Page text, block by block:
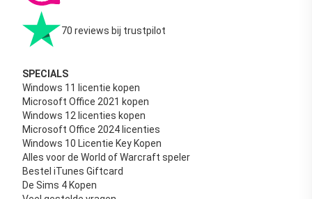
70 reviews bij trustpilot
SPECIALS
Windows 11 licentie kopen
Microsoft Office 2021 kopen
Windows 12 licenties kopen
Microsoft Office 2024 licenties
Windows 10 Licentie Key Kopen
Alles voor de World of Warcraft speler
Bestel iTunes Giftcard
De Sims 4 Kopen